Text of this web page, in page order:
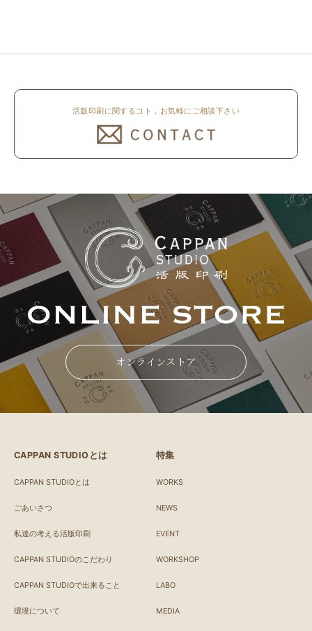
活版印刷に関するコト，お気軽にご相談下さい
オンラインストア
CAPPAN STUDIOとは
CAPPAN STUDIOとは
ごあいさつ
私達の考える活版印刷
CAPPAN STUDIOのこだわり
CAPPAN STUDIOで出来ること
環境について
特集
WORKS
NEWS
EVENT
WORKSHOP
LABO
MEDIA